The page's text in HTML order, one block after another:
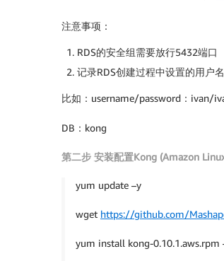
注意事项：
RDS的安全组需要放行5432端口
记录RDS创建过程中设置的用户
比如：username/password：ivan/
DB：kong
第二步 安装配置Kong (Amazon
yum update –y
wget https://github.com/
yum install kong-0.10.1.aws.rpm